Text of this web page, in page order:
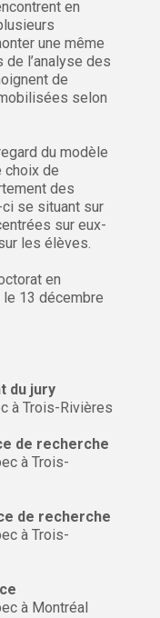
en
une même
l’analyse des
de
selon
du modèle
choix de
des
se situant sur
sur eux-
les élèves.
en
le 13 décembre
du jury
à Trois-Rivières
de recherche
à Trois-
de recherche
à Trois-
à Montréal